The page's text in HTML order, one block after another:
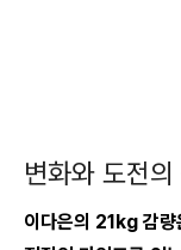
변화와 도전의
이다은의 21kg 감량